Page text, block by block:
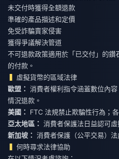
未交付時獲得全額退款
準確的產品描述和定價
免受詐騙賣家侵害
獲得爭議解決管道
不可退款政策適用於「已交付」的鑽
的付款。
虛擬貨幣的區域法律
歐盟： 消費者權利指令涵蓋數位內
情況退款。
美國： FTC 法規禁止欺騙性行為；
亞太地區： 消費者保護法日益認可
新加坡： 消費者保護（公平交易）
何時尋求法律協助